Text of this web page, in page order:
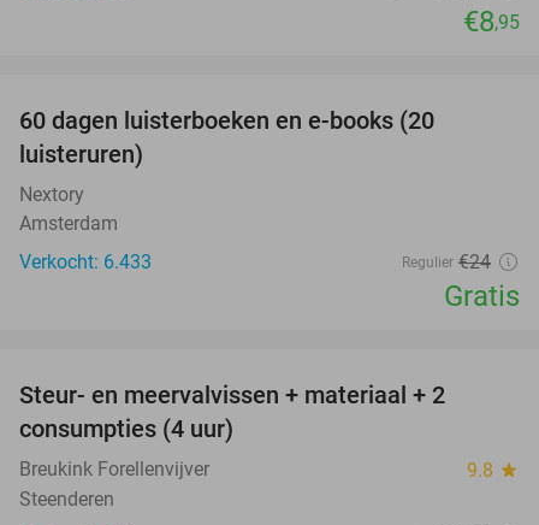
€8,95
60 dagen luisterboeken en e-books (20
luisteruren)
Nextory
Amsterdam
Verkocht: 6.433
Regulier €24
Gratis
Steur- en meervalvissen + materiaal + 2
consumpties (4 uur)
Breukink Forellenvijver 9.8 star
Steenderen